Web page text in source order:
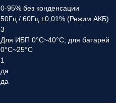
0-95% без конденсации
50Гц / 60Гц ±0,01% (Режим АКБ)
3
Для ИБП 0°C~40°C; для батарей
0°C~25°C
1
да
да